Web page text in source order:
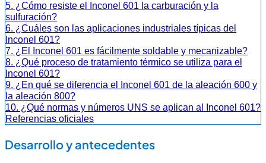
5. ¿Cómo resiste el Inconel 601 la carburación y la
sulfuración?
6. ¿Cuáles son las aplicaciones industriales típicas del
Inconel 601?
7. ¿El Inconel 601 es fácilmente soldable y mecanizable?
8. ¿Qué proceso de tratamiento térmico se utiliza para el
Inconel 601?
9. ¿En qué se diferencia el Inconel 601 de la aleación 600 y
la aleación 800?
10. ¿Qué normas y números UNS se aplican al Inconel 601?
Referencias oficiales
Desarrollo y antecedentes